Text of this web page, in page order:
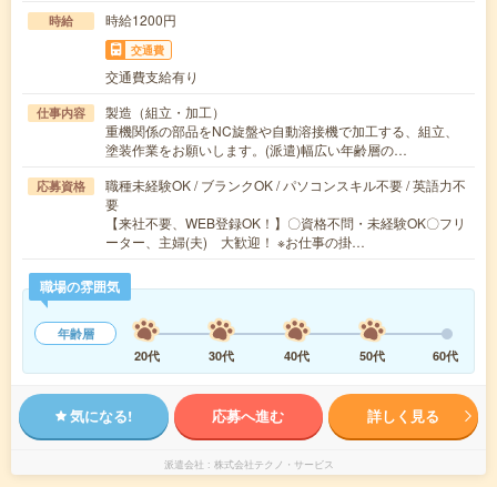
時給 時給1200円
交通費
交通費支給有り
仕事内容
製造（組立・加工）
重機関係の部品をNC旋盤や自動溶接機で加工する、組立、
塗装作業をお願いします。(派遣)幅広い年齢層の…
応募資格
職種未経験OK / ブランクOK / パソコンスキル不要 / 英語力不
要
【来社不要、WEB登録OK！】〇資格不問・未経験OK〇フリ
ーター、主婦(夫) 大歓迎！ ※お仕事の掛…
職場の雰囲気
年齢層
20代
30代 40代 50代 60代
気になる! 応募へ進む 詳しく見る
派遣会社 株式会社テクノ・サービス